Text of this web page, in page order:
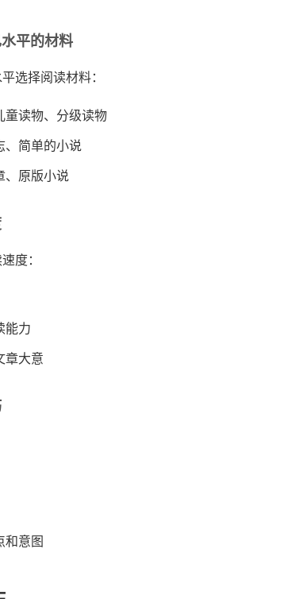
平的材料
选择阅读材料：
童读物、分级读物
、简单的小说
、原版小说
度：
能力
章大意
和意图